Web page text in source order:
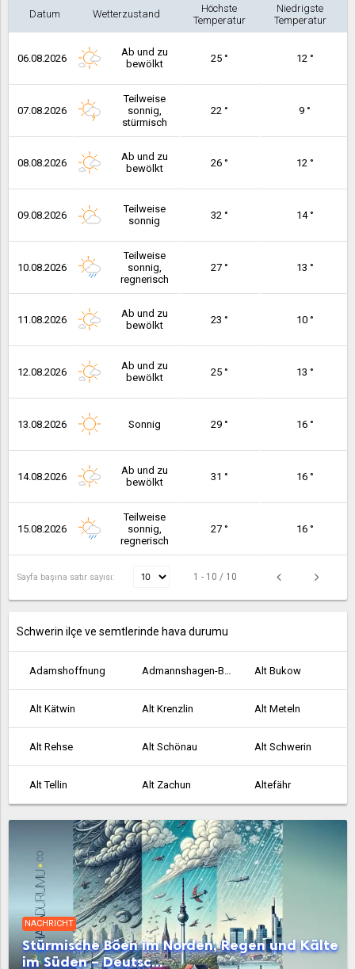
Datum Wetterzustand
Höchste
Temperatur
Niedrigste
Temperatur
06.08.2026
Ab und zu
bewölkt
25 ° 12 °
07.08.2026
Teilweise
sonnig,
stürmisch
22 ° 9 °
08.08.2026
Ab und zu
bewölkt
26 ° 12 °
09.08.2026
Teilweise
sonnig
32 ° 14 °
10.08.2026
Teilweise
sonnig,
regnerisch
27 ° 13 °
11.08.2026
Ab und zu
bewölkt
23 ° 10 °
12.08.2026
Ab und zu
bewölkt
25 ° 13 °
13.08.2026 Sonnig 29 ° 16 °
14.08.2026
Ab und zu
bewölkt
31 ° 16 °
15.08.2026
Teilweise
sonnig,
regnerisch
27 ° 16 °
Sayfa başına satır sayısı: 1 - 10 / 10
Schwerin ilçe ve semtlerinde hava durumu
Adamshoffnung Admannshagen-Bargeshagen Alt Bukow
Alt Kätwin Alt Krenzlin Alt Meteln
Alt Rehse Alt Schönau Alt Schwerin
Alt Tellin Alt Zachun Altefähr
Altenkirchen Altenpleen Altentreptow
Altkalen Altwarp Altwigshagen
Ankershagen Anklam Bad Doberan
Bad Kleinen Bad Sülze Badow
NACHRICHT
Stürmische Böen im Norden, Regen und Kälte
im Süden – Deutsc...